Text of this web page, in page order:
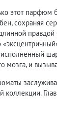
этот парфюм
сохраняя
мозга, и